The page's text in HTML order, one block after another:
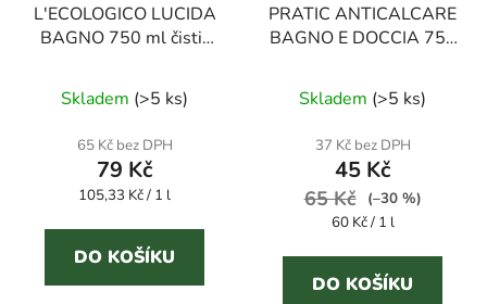
L'ECOLOGICO LUCIDA
BAGNO 750 ml čistič
Skladem (>5 ks)
65 Kč bez DPH
79 Kč
Měrná
105,33 Kč / 1 l
DO KOŠÍKU
PRATIC ANTICALCARE
BAGNO E DOCCIA 750
zástěny
Skladem (>5 ks)
37 Kč bez DPH
45 Kč
65 Kč
(–30 %)
Měrná
60 Kč / 1 l
DO KOŠÍKU